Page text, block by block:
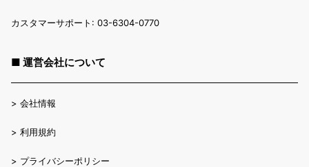
カスタマーサポート: 03-6304-0770
■ 運営会社について
> 会社情報
> 利用規約
> プライバシーポリシー